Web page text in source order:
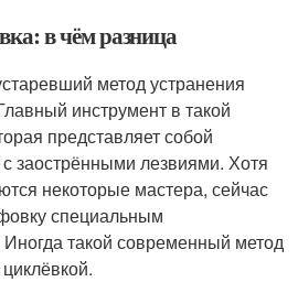
в чём разница
метод устранения
инструмент в такой
представляет собой
заострёнными лезвиями. Хотя
некоторые мастера, сейчас
специальным
такой современный метод